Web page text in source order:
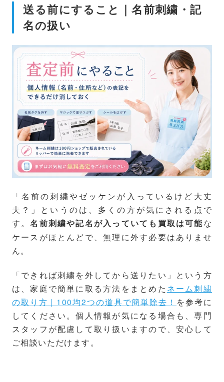
送る前にすること｜名前刺繍・記
名の扱い
「名前の刺繍やゼッケンが入っているけど大丈
夫？」というのは、多くの方が気にされる点で
す。名前刺繍や記名が入っていても買取は可能な
ケースがほとんどで、無理に外す必要はありませ
ん。
「できれば刺繍を外してから送りたい」という方
は、家庭で簡単に取る方法をまとめた ネーム刺繍
の取り方｜100均2つの道具で簡単除去！ を参考に
してください。個人情報が気になる場合も、専門
スタッフが配慮して取り扱いますので、安心して
ご相談いただけます。